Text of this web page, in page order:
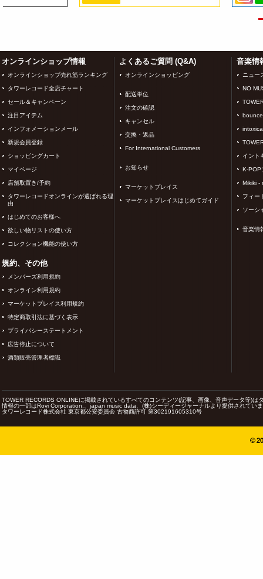
オンラインショップ情報
オンラインショップ売れ筋ランキング
タワーレコード全店チャート
セール＆キャンペーン
注目アイテム
インフォメーションメール
新規会員登録
ショッピングカート
マイページ
店舗取置き/予約
タワーレコードオンラインが選ばれる理
由
はじめてのお客様へ
欲しい物リストの使い方
コレクション機能の使い方
規約、その他
メンバーズ利用規約
オンライン利用規約
マーケットプレイス利用規約
特定商取引法に基づく表示
プライバシーステートメント
広告停止について
酒類販売管理者標識
よくあるご質問 (Q&A)
オンラインショッピング
配送単位
注文の確認
キャンセル
交換・返品
For International Customers
お知らせ
マーケットプレイス
マーケットプレイスはじめてガイド
音楽情
ニュー
NO
bounce
イント
K-POP
Mikiki -
フィー
ソーシ
音楽情
TOWER RECORDS ONLINEに掲載されているすべてのコンテンツ(記事、画像、音声データ等)
情報の一部はRovi Corporation.、japan music data、(株)シーディージャーナルより提供されてい
タワーレコード株式会社 東京都公安委員会 古物商許可 第302191605310号